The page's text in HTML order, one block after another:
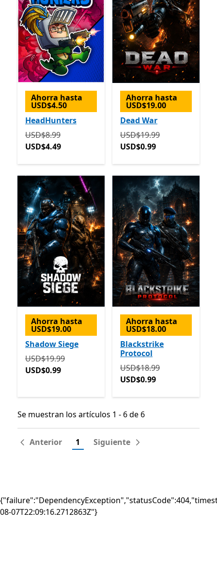
Ahorra hasta
USD$4.50
HeadHunters
Originalmente USD$8.99 ahora USD$4.49
USD$8.99
USD$4.49
Ahorra hasta
USD$19.00
Dead War
Originalmente USD$19.99
USD$19.99
USD$0.99
Ahorra hasta
USD$19.00
Shadow Siege
Originalmente USD$19.99 ahora USD$0.99
USD$19.99
USD$0.99
Ahorra hasta
USD$18.00
Blackstrike
Protocol
Originalmente USD$18.99
USD$18.99
USD$0.99
Se muestran los artículos 1 - 6 de 6
Se muestran los artículos 1 - 6 de 6
Anterior 1 Siguiente
08-07T22:09:16.2712863Z"}